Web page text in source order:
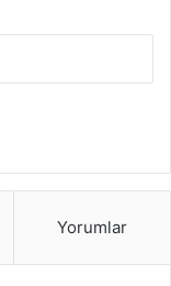
Yorumlar